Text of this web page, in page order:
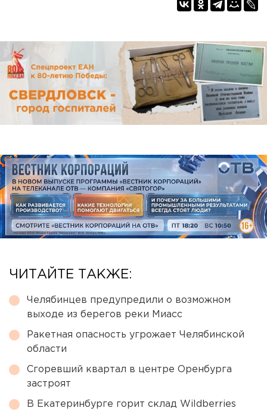
ЧИТАЙТЕ ТАКЖЕ:
Челябинцев предупредили о возможном
выходе из берегов реки Миасс
Ракетная опасность угрожает Челябинской
области
Сгоревший квартал в центре Оренбурга
застроят
В Екатеринбурге горит склад Wildberries